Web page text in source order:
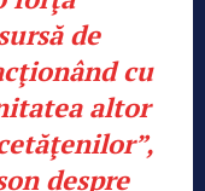
de
cu
altor
despre